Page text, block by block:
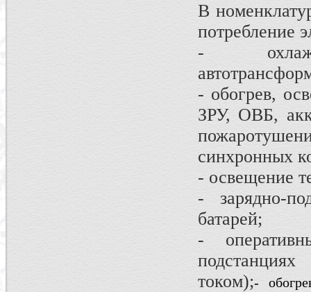
В
потребление
-
- обогрев,
ЗРУ, ОВБ,
синхронных
- освещение
- зарядно-
батарей;
-
током);-